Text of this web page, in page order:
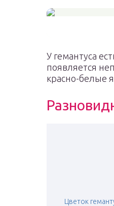
У гемантуса
появляется
красно-белые
Цветок